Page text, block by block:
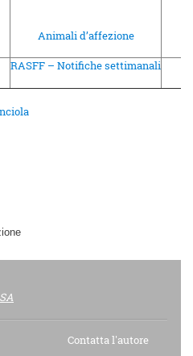
Animali d’affezione
RASFF – Notifiche settimanali
Contatta l'autore